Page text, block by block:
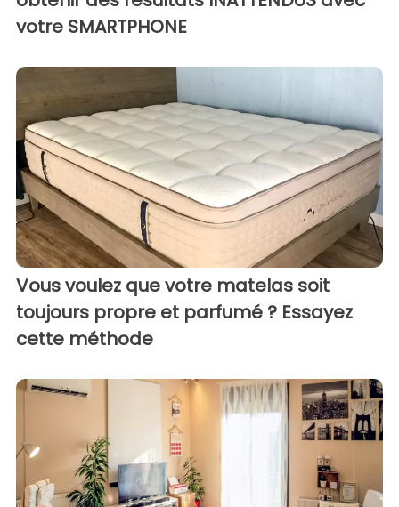
votre SMARTPHONE
Vous voulez que votre matelas soit
toujours propre et parfumé ? Essayez
cette méthode